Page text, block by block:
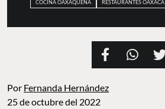
COCINA OAXAQUEÑA RESTAURANTES OAXACA
Por Fernanda Hernández
25 de octubre del 2022